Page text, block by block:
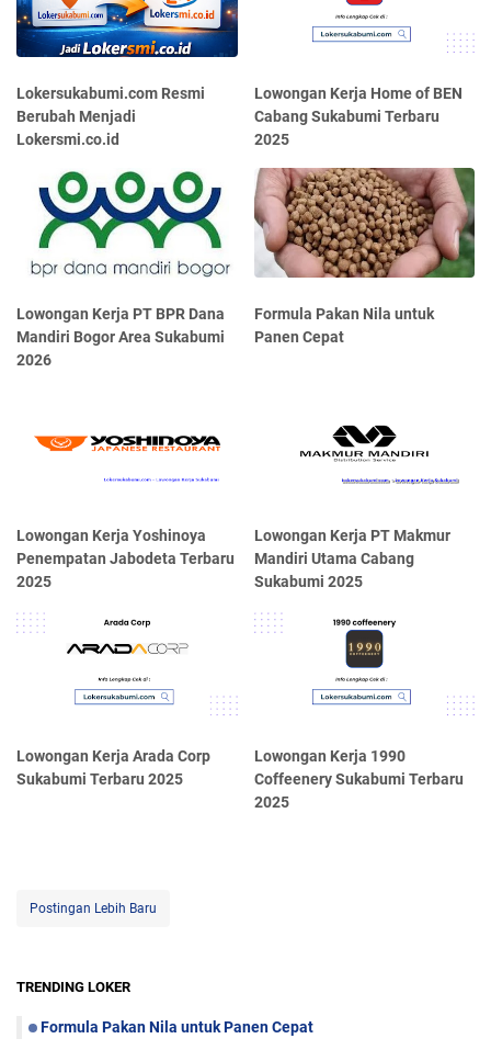
Lokersukabumi.com Resmi
Berubah Menjadi
Lokersmi.co.id
Lowongan Kerja Home of BEN
Cabang Sukabumi Terbaru
2025
Lowongan Kerja PT BPR Dana
Mandiri Bogor Area Sukabumi
2026
Formula Pakan Nila untuk
Panen Cepat
Lowongan Kerja Yoshinoya
Penempatan Jabodeta Terbaru
2025
Lowongan Kerja PT Makmur
Mandiri Utama Cabang
Sukabumi 2025
Lowongan Kerja Arada Corp
Sukabumi Terbaru 2025
Lowongan Kerja 1990
Coffeenery Sukabumi Terbaru
2025
Postingan Lebih Baru
TRENDING LOKER
Formula Pakan Nila untuk Panen Cepat